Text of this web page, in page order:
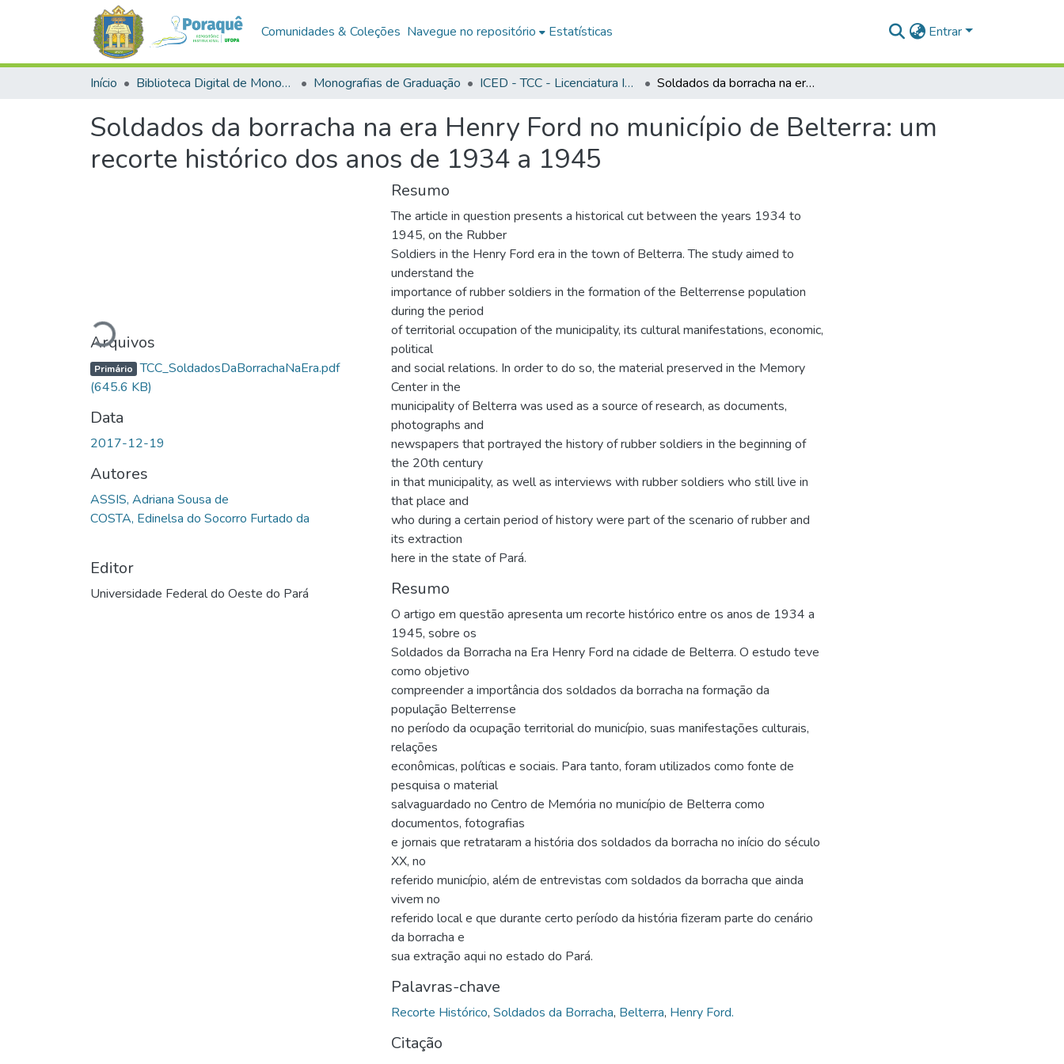
Comunidades & Coleções Navegue no repositório Estatísticas Entrar
Início Biblioteca Digital de Monografias (BDM) Monografias de Graduação ICED - TCC - Licenciatura Integrada em História e Geografia Soldados da borracha na era Henry Ford no município de Belterra: um recorte histórico dos anos de 1934 a 1945
Soldados da borracha na era Henry Ford no município de Belterra: um
recorte histórico dos anos de 1934 a 1945
Carregando...
Arquivos
Primário TCC_SoldadosDaBorrachaNaEra.pdf
(645.6 KB)
Data
2017-12-19
Autores
ASSIS, Adriana Sousa de
COSTA, Edinelsa do Socorro Furtado da
Editor
Universidade Federal do Oeste do Pará
Resumo
The article in question presents a historical cut between the years 1934 to
1945, on the Rubber
Soldiers in the Henry Ford era in the town of Belterra. The study aimed to
understand the
importance of rubber soldiers in the formation of the Belterrense population
during the period
of territorial occupation of the municipality, its cultural manifestations, economic,
political
and social relations. In order to do so, the material preserved in the Memory
Center in the
municipality of Belterra was used as a source of research, as documents,
photographs and
newspapers that portrayed the history of rubber soldiers in the beginning of
the 20th century
in that municipality, as well as interviews with rubber soldiers who still live in
that place and
who during a certain period of history were part of the scenario of rubber and
its extraction
here in the state of Pará.
Resumo
O artigo em questão apresenta um recorte histórico entre os anos de 1934 a
1945, sobre os
Soldados da Borracha na Era Henry Ford na cidade de Belterra. O estudo teve
como objetivo
compreender a importância dos soldados da borracha na formação da
população Belterrense
no período da ocupação territorial do município, suas manifestações culturais,
relações
econômicas, políticas e sociais. Para tanto, foram utilizados como fonte de
pesquisa o material
salvaguardado no Centro de Memória no município de Belterra como
documentos, fotografias
e jornais que retrataram a história dos soldados da borracha no início do século
XX, no
referido município, além de entrevistas com soldados da borracha que ainda
vivem no
referido local e que durante certo período da história fizeram parte do cenário
da borracha e
sua extração aqui no estado do Pará.
Palavras-chave
Recorte Histórico, Soldados da Borracha, Belterra, Henry Ford.
Citação